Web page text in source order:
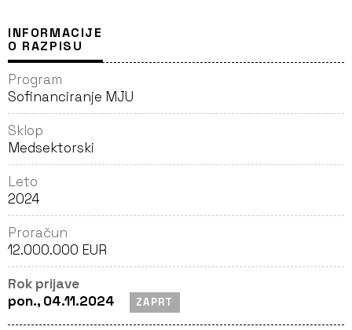
INFORMACIJE
O RAZPISU
Program
Sofinanciranje MJU
Sklop
Medsektorski
Leto
2024
Proračun
12.000.000 EUR
Rok prijave
pon., 04.11.2024
ZAPRT